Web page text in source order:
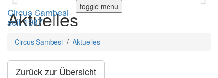
toggle menu
Circus Sambesi
seit 1987
Aktuelles
Circus Sambesi / Aktuelles
Zurück zur Übersicht